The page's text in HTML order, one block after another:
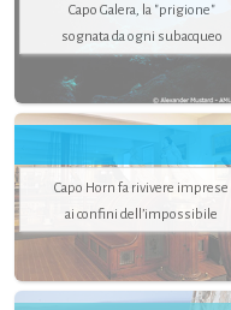
Capo Galera, la "prigione"
sognata da ogni subacqueo
Capo Horn fa rivivere imprese
ai confini dell’impossibile